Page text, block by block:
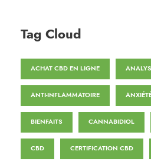
Tag Cloud
ACHAT CBD EN LIGNE
ANTI-INFLAMMATOIRE
BIENFAITS CANNABIDIOL
CBD CERTIFICATION CBD